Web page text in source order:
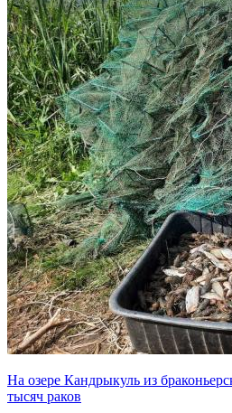
На озере Кандрыкуль из
тысяч раков